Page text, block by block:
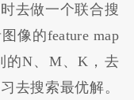
去做一个联合搜
像的feature map
的N、M、K，去
去搜索最优解。